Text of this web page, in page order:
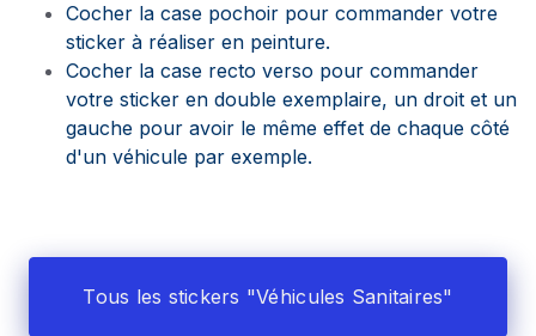
Cocher la case pochoir pour commander votre
sticker à réaliser en peinture.
Cocher la case recto verso pour commander
votre sticker en double exemplaire, un droit et un
gauche pour avoir le même effet de chaque côté
d'un véhicule par exemple.
Tous les stickers "Véhicules Sanitaires"